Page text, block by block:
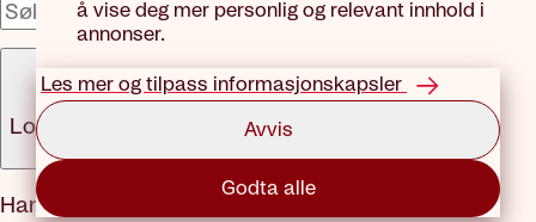
å vise deg mer personlig og relevant innhold i
annonser.
Les mer og tilpass informasjonskapsler
Avvis
Godta alle
x
Logg inn
Meny
Handlekurv